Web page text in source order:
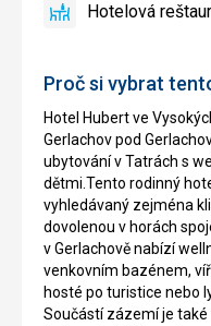
Proč si vybrat
Hotel Hubert ve
Gerlachov pod
ubytování v Tatrách s
dětmi.Tento rodinný
vyhledávaný zejména
dovolenou v horách
v Gerlachově nabízí
venkovním bazénem,
hosté po turistice nebo
Součástí zázemí je
HotelováHotelová
áno